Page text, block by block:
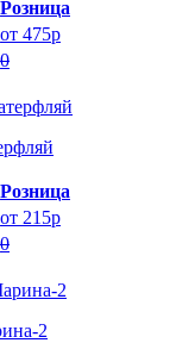
Розница
от 475р
0
Розница
от 215р
0
2